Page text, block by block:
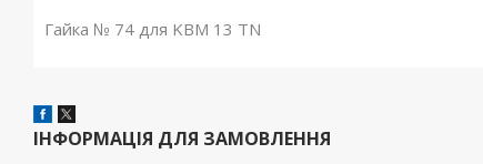
Гайка № 74 для KBM 13 TN
ІНФОРМАЦІЯ ДЛЯ ЗАМОВЛЕННЯ